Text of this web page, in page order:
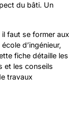
du bâti. Un
faut se former aux
d’ingénieur,
fiche détaille les
et les conseils
travaux